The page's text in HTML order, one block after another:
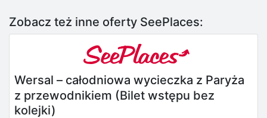
Zobacz też inne oferty SeePlaces:
Wersal – całodniowa wycieczka z Paryża
z przewodnikiem (Bilet wstępu bez
kolejki)